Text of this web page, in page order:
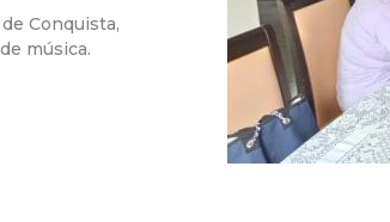
r
Conquista,
música.